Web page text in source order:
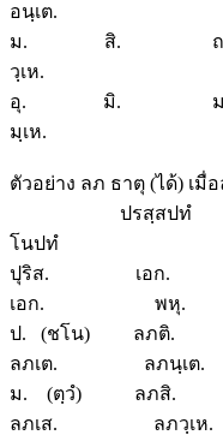
อนฺเต.
ม. สิ.
วฺเห.
อุ. มิ.
มฺเห.
ตัวอย่าง ลภ ธาตุ (ได้) เ
ปร
โนปทํ
ปุริส. เ
เอก. พหุ.
ป. (ชโน) ลภติ
ลภเต. ลภนฺเต.
ม. (ตฺวํ) ลภสิ.
ลภเส. ลภวฺเห.